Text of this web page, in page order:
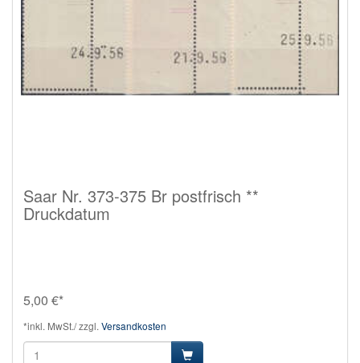
Saar Nr. 373-375 Br postfrisch **
Druckdatum
5,00 €*
*inkl. MwSt./ zzgl. Versandkosten